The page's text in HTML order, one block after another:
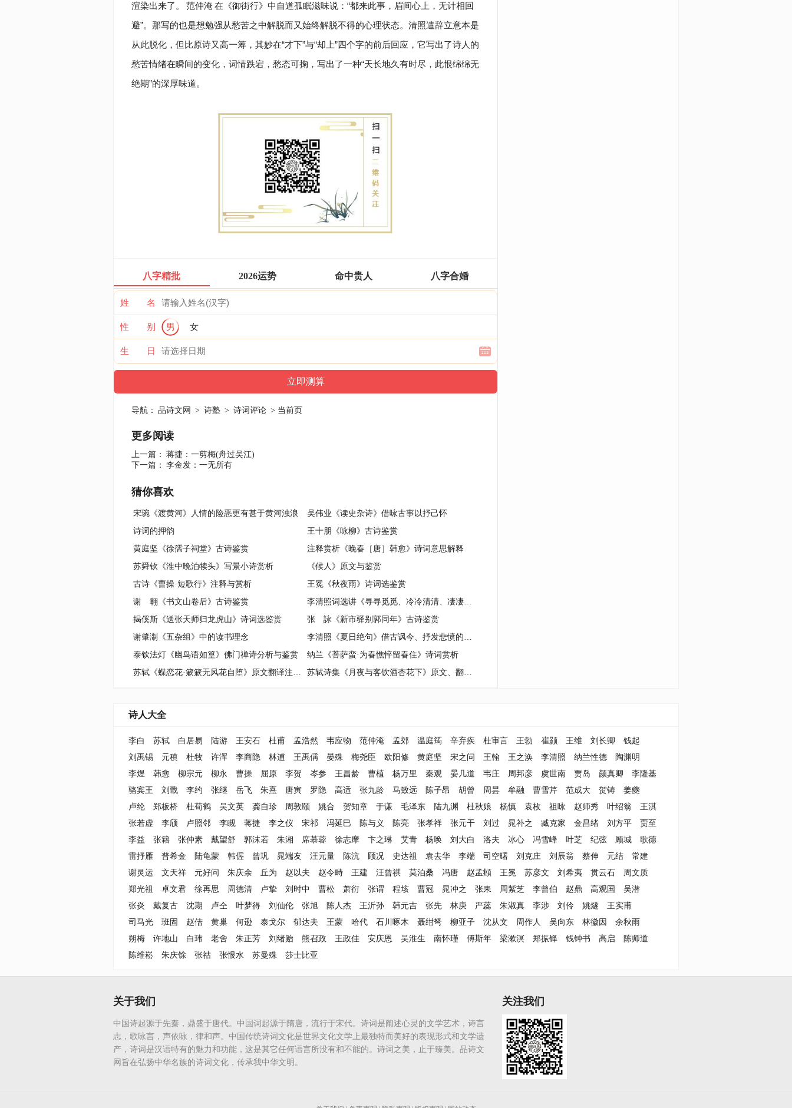
渲染出来了。
范仲淹在《御街行》中自道孤眠滋味说：“都来此事，眉间心上，无计相回
避”。那写的也是想勉强从愁苦之中解脱而又始终解脱不得的心理状态。清照遣辞立意本是
从此脱化，但比原诗又高一筹，其妙在“才下”与“却上”四个字的前后回应，它写出了诗人的
愁苦情绪在瞬间的变化，词情跌宕，愁态可掬，写出了一种“天长地久有时尽，此恨绵绵无
绝期”的深厚味道。
八字精批 2026运势 命中贵人 八字合婚
姓 名
性 别 男 女
生 日
导航： 品诗文网 > 诗塾 > 诗词评论 > 当前页
更多阅读
上一篇： 蒋捷：一剪梅(舟过吴江)
下一篇： 李金发：一无所有
猜你喜欢
宋琬《渡黄河》人情的险恶更有甚于黄河浊浪
吴伟业《读史杂诗》借咏古事以抒己怀
诗词的押韵
王十朋《咏柳》古诗鉴赏
黄庭坚《徐孺子祠堂》古诗鉴赏
注释赏析《晚春［唐］韩愈》诗词意思解释
苏舜钦《淮中晚泊犊头》写景小诗赏析
《候人》原文与鉴赏
古诗《曹操·短歌行》注释与赏析
王冕《秋夜雨》诗词选鉴赏
谢 翱《书文山卷后》古诗鉴赏
李清照词选讲《寻寻觅觅、冷冷清清、凄凄惨惨戚戚》研究鉴赏
揭傒斯《送张天师归龙虎山》诗词选鉴赏
张 詠《新市驿别郭同年》古诗鉴赏
谢肇淛《五杂组》中的读书理念
李清照《夏日绝句》借古讽今、抒发悲愤的怀古诗
泰钦法灯《幽鸟语如篁》佛门禅诗分析与鉴赏
纳兰《菩萨蛮·为春憔悴留春住》诗词赏析
苏轼《蝶恋花·簌簌无风花自堕》原文翻译注释与鉴赏
苏轼诗集《月夜与客饮酒杏花下》原文、翻译及赏析
诗人大全
李白 苏轼 白居易 陆游 王安石 杜甫 孟浩然 韦应物 范仲淹 孟郊 温庭筠 辛弃疾 杜审言 王勃 崔颢 王维 刘长卿
钱起
刘禹锡
元稹 杜牧 许浑 李商隐 林逋 王禹偁 晏殊 梅尧臣 欧阳修 黄庭坚 宋之问 王翰 王之涣 李清照 纳兰性德
陶渊明
李煜
韩愈 柳宗元 柳永 曹操 屈原 李贺 岑参 王昌龄 曹植 杨万里 秦观 晏几道 韦庄 周邦彦 虞世南 贾岛 颜真卿
李隆基
骆宾王
刘戬 李约 张继 岳飞 朱熹 唐寅 罗隐 高适 张九龄 马致远 陈子昂 胡曾 周昙 牟融 曹雪芹 范成大 贺铸
姜夔
卢纶
郑板桥 杜荀鹤 吴文英 龚自珍 周敦颐 姚合 贺知章 于谦 毛泽东 陆九渊 杜秋娘 杨慎 袁枚 祖咏 赵师秀 叶绍翁
王淇
张若虚
李颀 卢照邻 李瞡 蒋捷 李之仪 宋祁 冯延巳 陈与义 陈亮 张孝祥 张元干 刘过 晁补之 臧克家 金昌绪 刘方平
贾至
李益
张籍 张仲素 戴望舒 郭沫若 朱湘 席慕蓉 徐志摩 卞之琳 艾青 杨唤 刘大白 洛夫 冰心 冯雪峰 叶芝 纪弦 顾城
歌德
雷抒雁
普希金 陆龟蒙 韩偓 曾巩 晁端友 汪元量 陈沆 顾况 史达祖 袁去华 李端 司空曙 刘克庄 刘辰翁 蔡伸 元结
常建
谢灵运
文天祥 元好问 朱庆余 丘为 赵以夫 赵令畤 王建 汪曾祺 莫泊桑 冯唐 赵孟頫 王冕 苏彦文 刘希夷 贯云石
周文质
郑光祖
卓文君 徐再思 周德清 卢挚 刘时中 曹松 萧衍 张谓 程垓 曹冠 晁冲之 张耒 周紫芝 李曾伯 赵鼎 高观国
吴潜
张炎
戴复古 沈期 卢仝 叶梦得 刘仙伦 张旭 陈人杰 王沂孙 韩元吉 张先 林庚 严蕊 朱淑真 李涉 刘伶 姚燧
王实甫
司马光
班固 赵佶 黄巢 何逊 泰戈尔 郁达夫 王蒙 哈代 石川啄木 聂绀弩 柳亚子 沈从文 周作人 吴向东 林徽因
余秋雨
朔梅
许地山 白玮 老舍 朱正芳 刘绪贻 熊召政 王政佳 安庆恩 吴淮生 南怀瑾 傅斯年 梁漱溟 郑振铎 钱钟书 高启
陈师道
陈维崧
朱庆馀 张祜 张恨水 苏曼殊 莎士比亚
关于我们
中国诗起源于先秦，鼎盛于唐代。中国词起源于隋唐，流行于宋代。诗词是阐述心灵的文学艺术，诗言
志，歌咏言，声依咏，律和声。中国传统诗词文化是世界文化文学上最独特而美好的表现形式和文学遗
产，诗词是汉语特有的魅力和功能，这是其它任何语言所没有和不能的。诗词之美，止于臻美。品诗文
网旨在弘扬中华名族的诗词文化，传承我中华文明。
关注我们